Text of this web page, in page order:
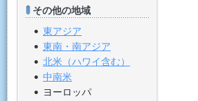
その他の地域
東アジア
東南・南アジア
北米（ハワイ含む）
中南米
ヨーロッパ